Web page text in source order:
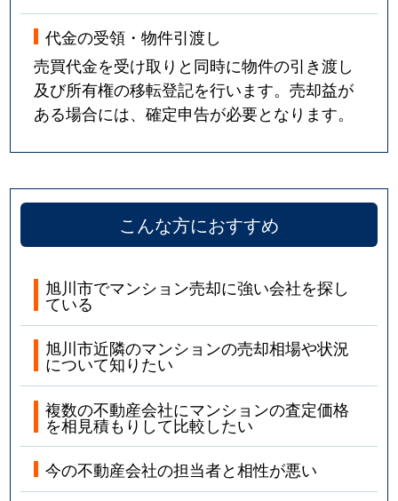
代金の受領・物件引渡し
売買代金を受け取りと同時に物件の引き渡し
及び所有権の移転登記を行います。売却益が
ある場合には、確定申告が必要となります。
こんな方におすすめ
旭川市でマンション売却に強い会社を探し
ている
旭川市近隣のマンションの売却相場や状況
について知りたい
複数の不動産会社にマンションの査定価格
を相見積もりして比較したい
今の不動産会社の担当者と相性が悪い